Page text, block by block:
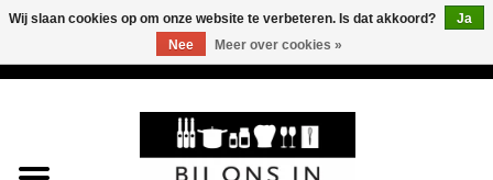
LEKKER
Wij slaan cookies op om onze website te verbeteren. Is dat akkoord?
Ja
Nee
Meer over cookies »